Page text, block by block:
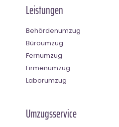
Leistungen
Behördenumzug
Büroumzug
Fernumzug
Firmenumzug
Laborumzug
Umzugsservice